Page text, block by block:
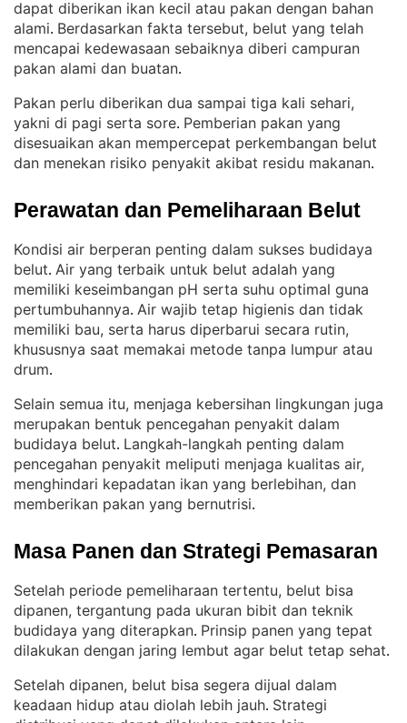
dapat diberikan ikan kecil atau pakan dengan bahan
alami. Berdasarkan fakta tersebut, belut yang telah
mencapai kedewasaan sebaiknya diberi campuran
pakan alami dan buatan.
Pakan perlu diberikan dua sampai tiga kali sehari,
yakni di pagi serta sore. Pemberian pakan yang
disesuaikan akan mempercepat perkembangan belut
dan menekan risiko penyakit akibat residu makanan.
Perawatan dan Pemeliharaan Belut
Kondisi air berperan penting dalam sukses budidaya
belut. Air yang terbaik untuk belut adalah yang
memiliki keseimbangan pH serta suhu optimal guna
pertumbuhannya. Air wajib tetap higienis dan tidak
memiliki bau, serta harus diperbarui secara rutin,
khususnya saat memakai metode tanpa lumpur atau
drum.
Selain semua itu, menjaga kebersihan lingkungan juga
merupakan bentuk pencegahan penyakit dalam
budidaya belut. Langkah-langkah penting dalam
pencegahan penyakit meliputi menjaga kualitas air,
menghindari kepadatan ikan yang berlebihan, dan
memberikan pakan yang bernutrisi.
Masa Panen dan Strategi Pemasaran
Setelah periode pemeliharaan tertentu, belut bisa
dipanen, tergantung pada ukuran bibit dan teknik
budidaya yang diterapkan. Prinsip panen yang tepat
dilakukan dengan jaring lembut agar belut tetap sehat.
Setelah dipanen, belut bisa segera dijual dalam
keadaan hidup atau diolah lebih jauh. Strategi